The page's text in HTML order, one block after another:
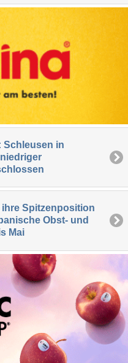
Schleusen in
ihre Spitzenposition
Obst- und
Mai